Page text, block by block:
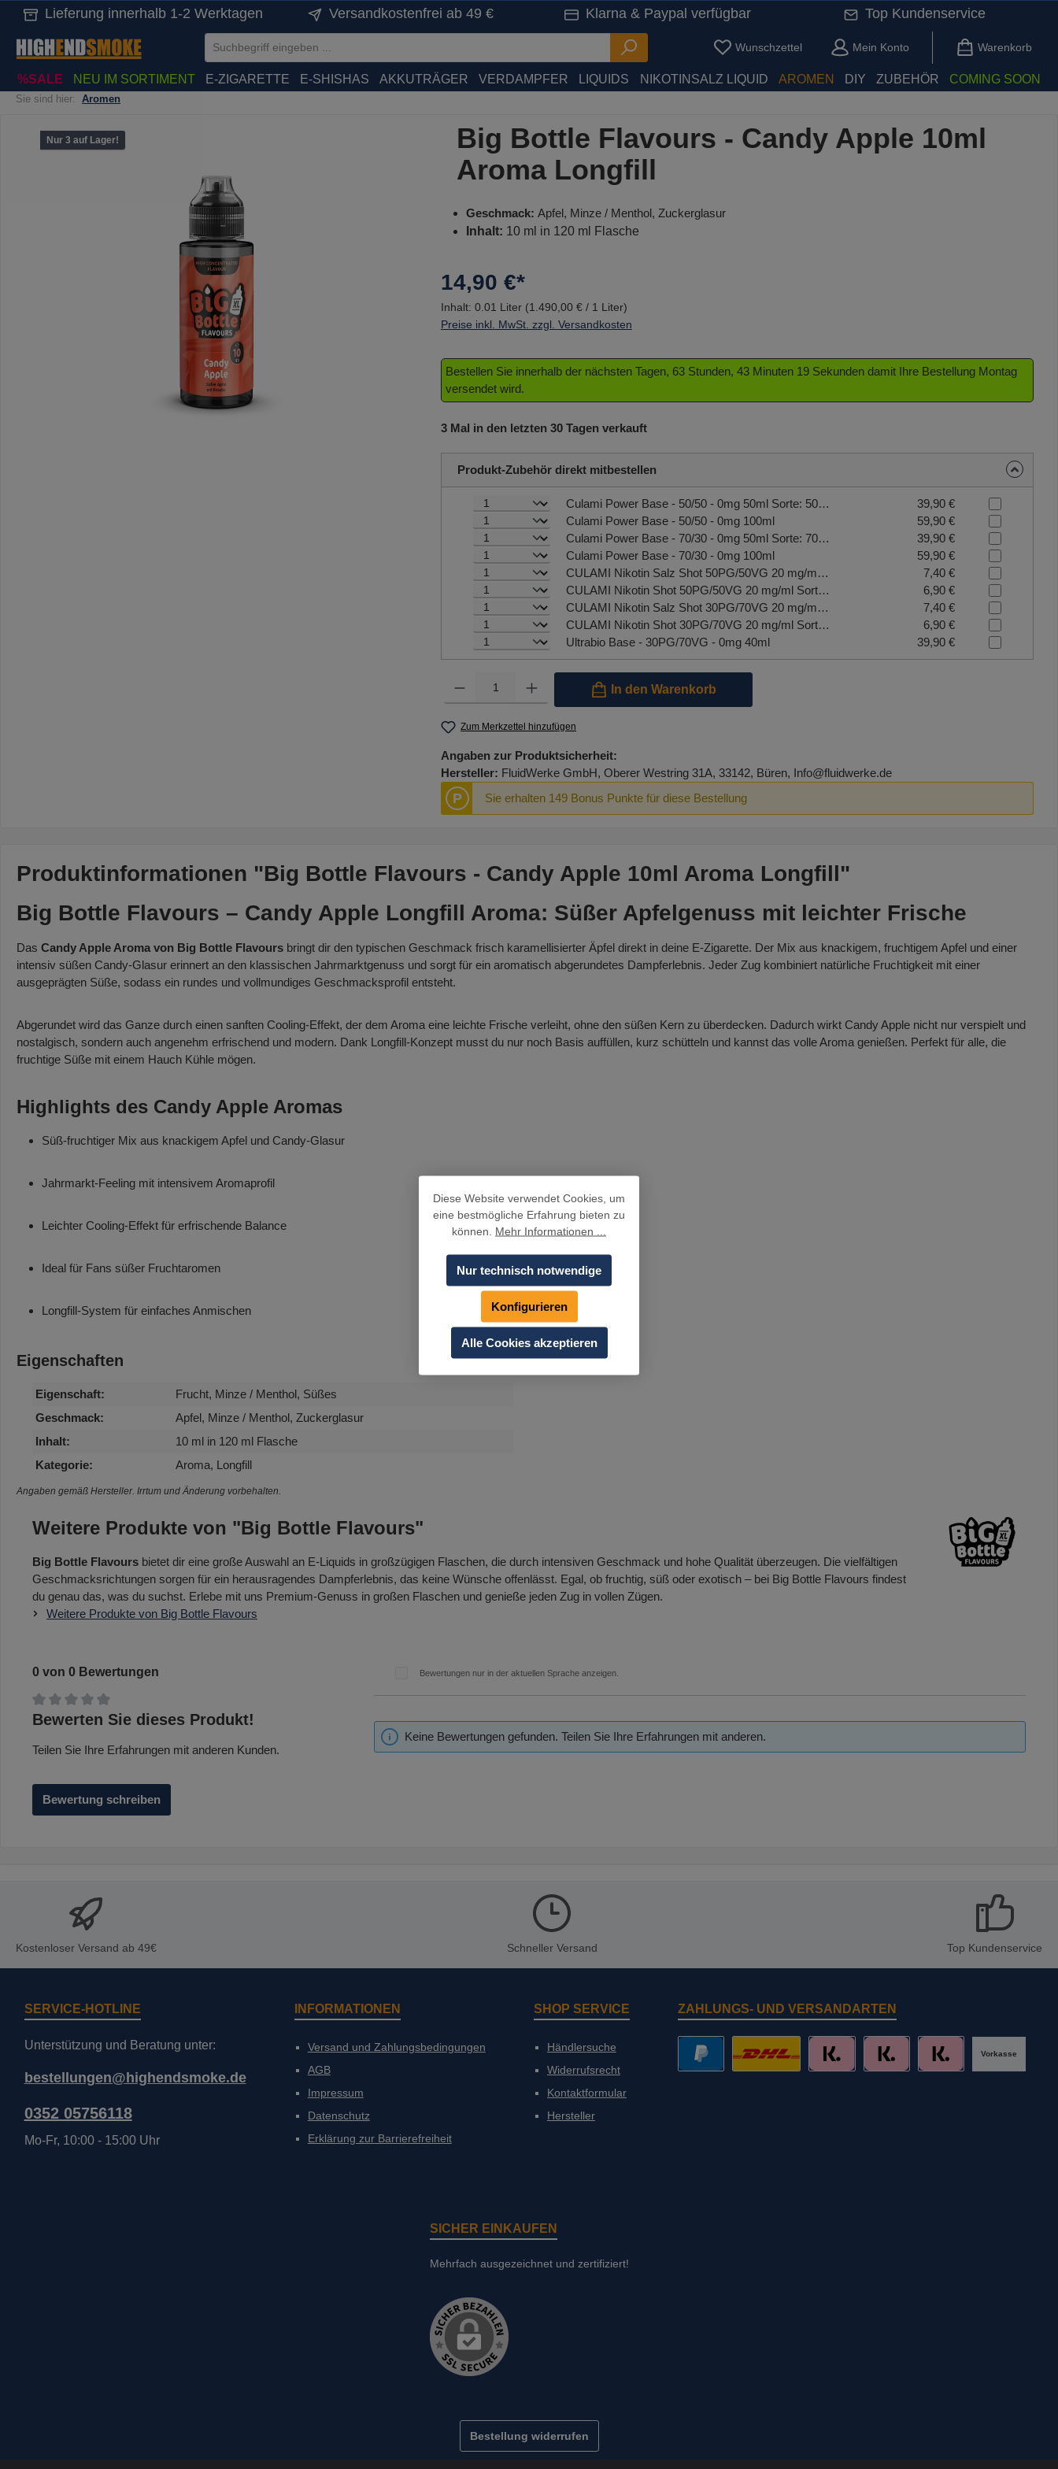
Zur Hauptnavigation springen
Lieferung innerhalb 1-2 Werktagen Versandkostenfrei ab 49 € Klarna & Paypal verfügbar Top Kundenservice
Wunschzettel Du hast 0 Produkte auf dem Merkzettel
Mein Konto Warenkorb
%SALE NEU IM SORTIMENT E-ZIGARETTE E-SHISHAS AKKUTRÄGER VERDAMPFER LIQUIDS NIKOTINSALZ LIQUID AROMEN DIY ZUBEHÖR COMING SOON
Sie sind hier: Aromen
Bildergalerie überspringen
Nur 3 auf Lager!
Big Bottle Flavours - Candy Apple 10ml
Aroma Longfill
Geschmack: Apfel, Minze / Menthol, Zuckerglasur
Inhalt: 10 ml in 120 ml Flasche
14,90 €*
Inhalt: 0.01 Liter (1.490,00 € / 1 Liter)
Preise inkl. MwSt. zzgl. Versandkosten
Bestellen Sie innerhalb der nächsten Tagen, 63 Stunden, 43 Minuten 18 Sekunden damit Ihre Bestellung Montag
versendet wird.
3 Mal in den letzten 30 Tagen verkauft
Produkt-Zubehör direkt mitbestellen
Culami Power Base - 50/50 - 0mg 50ml Sorte: 50/50
39,90 €
Culami Power Base - 50/50 - 0mg 100ml
59,90 €
Culami Power Base - 70/30 - 0mg 50ml Sorte: 70/30
39,90 €
Culami Power Base - 70/30 - 0mg 100ml
59,90 €
CULAMI Nikotin Salz Shot 50PG/50VG 20 mg/ml Sorte: 50PG/50VG
7,40 €
CULAMI Nikotin Shot 50PG/50VG 20 mg/ml Sorte: 50PG/50VG
6,90 €
CULAMI Nikotin Salz Shot 30PG/70VG 20 mg/ml Sorte: 30PG/70VG
7,40 €
CULAMI Nikotin Shot 30PG/70VG 20 mg/ml Sorte: 30PG/70VG
6,90 €
Ultrabio Base - 30PG/70VG - 0mg 40ml
39,90 €
In den Warenkorb
Zum Merkzettel hinzufügen
Angaben zur Produktsicherheit:
Hersteller: FluidWerke GmbH, Oberer Westring 31A, 33142, Büren, Info@fluidwerke.de
P Sie erhalten 149 Bonus Punkte für diese Bestellung
Produktinformationen "Big Bottle Flavours - Candy Apple 10ml Aroma Longfill"
Big Bottle Flavours – Candy Apple Longfill Aroma: Süßer Apfelgenuss mit leichter Frische
Das Candy Apple Aroma von Big Bottle Flavours bringt dir den typischen Geschmack frisch karamellisierter Äpfel direkt in deine E-Zigarette. Der Mix aus knackigem, fruchtigem Apfel und einer
intensiv süßen Candy-Glasur erinnert an den klassischen Jahrmarktgenuss und sorgt für ein aromatisch abgerundetes Dampferlebnis. Jeder Zug kombiniert natürliche Fruchtigkeit mit einer
ausgeprägten Süße, sodass ein rundes und vollmundiges Geschmacksprofil entsteht.
Abgerundet wird das Ganze durch einen sanften Cooling-Effekt, der dem Aroma eine leichte Frische verleiht, ohne den süßen Kern zu überdecken. Dadurch wirkt Candy Apple nicht nur verspielt und
nostalgisch, sondern auch angenehm erfrischend und modern. Dank Longfill-Konzept musst du nur noch Basis auffüllen, kurz schütteln und kannst das volle Aroma genießen. Perfekt für alle, die
fruchtige Süße mit einem Hauch Kühle mögen.
Highlights des Candy Apple Aromas
Süß-fruchtiger Mix aus knackigem Apfel und Candy-Glasur
Jahrmarkt-Feeling mit intensivem Aromaprofil
Leichter Cooling-Effekt für erfrischende Balance
Ideal für Fans süßer Fruchtaromen
Longfill-System für einfaches Anmischen
Eigenschaften
Eigenschaft:
Frucht, Minze / Menthol, Süßes
Geschmack:
Apfel, Minze / Menthol, Zuckerglasur
Inhalt:
10 ml in 120 ml Flasche
Kategorie:
Aroma, Longfill
Angaben gemäß Hersteller. Irrtum und Änderung vorbehalten.
Weitere Produkte von "Big Bottle Flavours"
Big Bottle Flavours bietet dir eine große Auswahl an E-Liquids in großzügigen Flaschen, die durch intensiven Geschmack und hohe Qualität überzeugen. Die vielfältigen
Geschmacksrichtungen sorgen für ein herausragendes Dampferlebnis, das keine Wünsche offenlässt. Egal, ob fruchtig, süß oder exotisch – bei Big Bottle Flavours findest
du genau das, was du suchst. Erlebe mit uns Premium-Genuss in großen Flaschen und genieße jeden Zug in vollen Zügen.
Weitere Produkte von Big Bottle Flavours
0 von 0 Bewertungen
Durchschnittliche Bewertung von 0 von 5 Sternen
Bewerten Sie dieses Produkt!
Teilen Sie Ihre Erfahrungen mit anderen Kunden.
Bewertung schreiben
Bewertungen nur in der aktuellen Sprache anzeigen.
Keine Bewertungen gefunden. Teilen Sie Ihre Erfahrungen mit anderen.
Kostenloser Versand ab 49€ Schneller Versand Top Kundenservice
SERVICE-HOTLINE
Unterstützung und Beratung unter:
bestellungen@highendsmoke.de
0352 05756118
Mo-Fr, 10:00 - 15:00 Uhr
INFORMATIONEN
Versand und Zahlungsbedingungen
AGB
Impressum
Datenschutz
Erklärung zur Barrierefreiheit
SHOP SERVICE
Händlersuche
Widerrufsrecht
Kontaktformular
Hersteller
ZAHLUNGS- UND VERSANDARTEN
Vorkasse
SICHER EINKAUFEN
Mehrfach ausgezeichnet und zertifiziert!
Bestellung widerrufen
Diese Website verwendet Cookies, um
eine bestmögliche Erfahrung bieten zu
können. Mehr Informationen ...
Nur technisch notwendige
Konfigurieren
Alle Cookies akzeptieren